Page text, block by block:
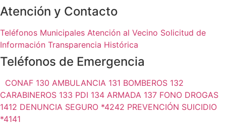
Atención y Contacto
Teléfonos Municipales Atención al Vecino Solicitud de
Información Transparencia Histórica
Teléfonos de Emergencia
CONAF 130 AMBULANCIA 131 BOMBEROS 132
CARABINEROS 133 PDI 134 ARMADA 137 FONO DROGAS
1412 DENUNCIA SEGURO *4242 PREVENCIÓN SUICIDIO
*4141